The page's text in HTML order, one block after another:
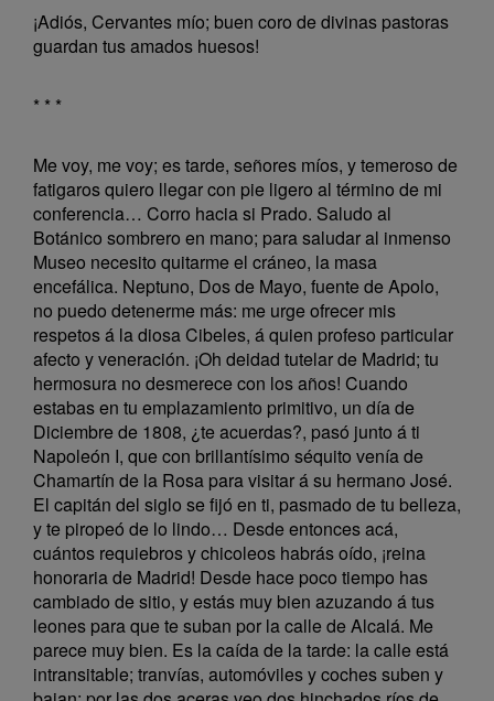
¡Adiós, Cervantes mío; buen coro de divinas pastoras
guardan tus amados huesos!
* * *
Me voy, me voy; es tarde, señores míos, y temeroso de
fatigaros quiero llegar con pie ligero al término de mi
conferencia… Corro hacia si Prado. Saludo al
Botánico sombrero en mano; para saludar al inmenso
Museo necesito quitarme el cráneo, la masa
encefálica. Neptuno, Dos de Mayo, fuente de Apolo,
no puedo detenerme más: me urge ofrecer mis
respetos á la diosa Cibeles, á quien profeso particular
afecto y veneración. ¡Oh deidad tutelar de Madrid; tu
hermosura no desmerece con los años! Cuando
estabas en tu emplazamiento primitivo, un día de
Diciembre de 1808, ¿te acuerdas?, pasó junto á ti
Napoleón I, que con brillantísimo séquito venía de
Chamartín de la Rosa para visitar á su hermano José.
El capitán del siglo se fijó en ti, pasmado de tu belleza,
y te piropeó de lo lindo… Desde entonces acá,
cuántos requiebros y chicoleos habrás oído, ¡reina
honoraria de Madrid! Desde hace poco tiempo has
cambiado de sitio, y estás muy bien azuzando á tus
leones para que te suban por la calle de Alcalá. Me
parece muy bien. Es la caída de la tarde: la calle está
intransitable; tranvías, automóviles y coches suben y